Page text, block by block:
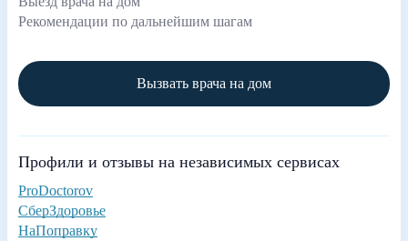
Рекомендации по дальнейшим шагам
Вызвать врача на дом
Профили и отзывы на независимых сервисах
ProDoctorov
СберЗдоровье
НаПоправку